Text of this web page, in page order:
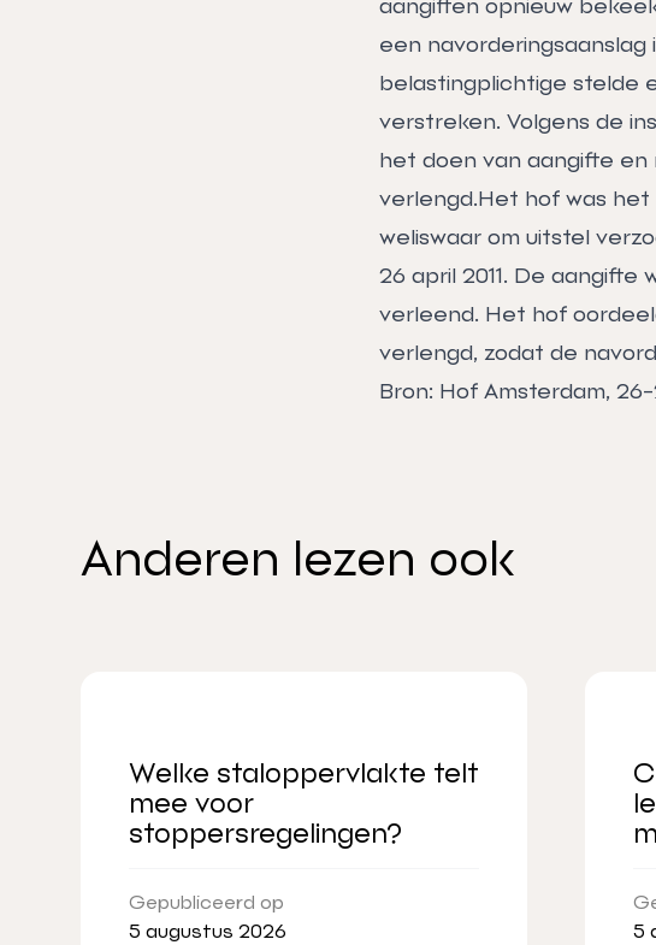
aangiften opnieuw
een
belastingplichtige stelde
verstreken. Volgens de
het doen van aangifte en
verlengd.Het hof was
weliswaar om uitstel
26 april 2011. De
verleend. Het hof
verlengd, zodat de
Bron: Hof Amsterdam,
Anderen lezen ook
Welke staloppervlakte telt
mee voor
stoppersregelingen?
Gepubliceerd op
5 augustus 2026
5